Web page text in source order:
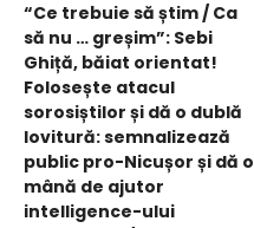
“Ce trebuie să știm / Ca
să nu … greșim”: Sebi
Ghiță, băiat orientat!
Folosește atacul
sorosiștilor și dă o dublă
lovitură: semnalizează
public pro-Nicușor și dă o
mână de ajutor
intelligence-ului